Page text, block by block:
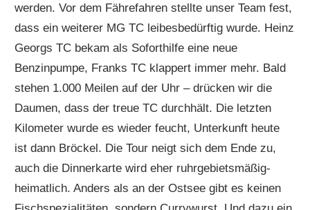
werden. Vor dem Fährefahren stellte unser Team fest,
dass ein weiterer MG TC leibesbedürftig wurde. Heinz
Georgs TC bekam als Soforthilfe eine neue
Benzinpumpe, Franks TC klappert immer mehr. Bald
stehen 1.000 Meilen auf der Uhr – drücken wir die
Daumen, dass der treue TC durchhält. Die letzten
Kilometer wurde es wieder feucht, Unterkunft heute
ist dann Bröckel. Die Tour neigt sich dem Ende zu,
auch die Dinnerkarte wird eher ruhrgebietsmäßig-
heimatlich. Anders als an der Ostsee gibt es keinen